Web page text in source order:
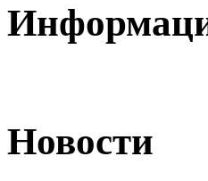
Новости